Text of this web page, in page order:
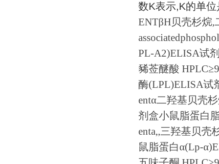
数K表示,K的单位
ENTβH贝壳杉烷,
PL-A2)ELISA试
豨莶醚酸 HPLC≥
酶(LPL)ELISA试
entα二羟基贝壳
剂盒小鼠脂蛋白
enta,,三羟基贝壳
鼠脂蛋白α(Lp-α